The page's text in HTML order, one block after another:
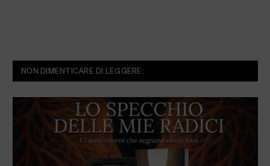
NON DIMENTICARE DI LEGGERE: